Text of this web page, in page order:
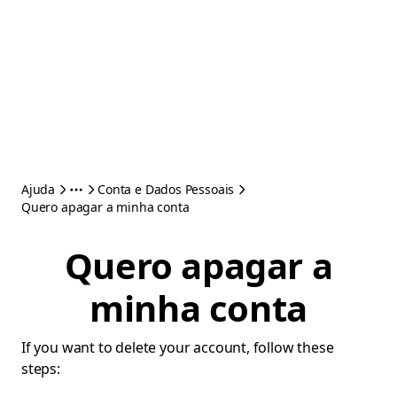
Ajuda
Conta e Dados Pessoais
Quero apagar a minha conta
Quero apagar a
minha conta
If you want to delete your account, follow these
steps: